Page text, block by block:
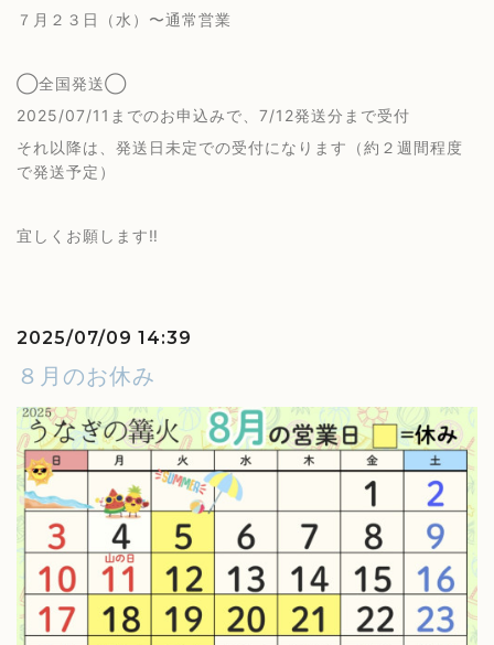
７月２３日（水）〜通常営業
◯全国発送◯
2025/07/11までのお申込みで、7/12発送分まで受付
それ以降は、発送日未定での受付になります（約２週間程度
で発送予定）
宜しくお願します‼️
2025/07/09 14:39
８月のお休み